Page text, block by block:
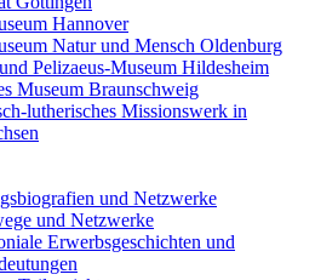
Hannover
Natur und Mensch Oldenburg
Pelizaeus-Museum Hildesheim
Museum Braunschweig
lutherisches Missionswerk in
und Netzwerke
und Netzwerke
Erwerbsgeschichten und